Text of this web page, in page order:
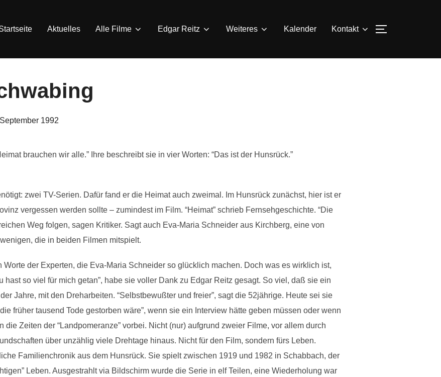
Aktuelles Alle Filme Edgar Reitz Weiteres Kalender Kontakt
1992
brauchen wir alle.” Ihre beschreibt sie in vier Worten: “Das ist der Hunsrück.”
zwei TV-Serien. Dafür fand er die Heimat auch zweimal. Im Hunsrück zunächst, hier ist er
vergessen werden sollte – zumindest im Film. “Heimat” schrieb Fernsehgeschichte. “Die
Weg folgen, sagen Kritiker. Sagt auch Eva-Maria Schneider aus Kirchberg, eine von
die in beiden Filmen mitspielt.
der Experten, die Eva-Maria Schneider so glücklich machen. Doch was es wirklich ist,
hast so viel für mich getan”, habe sie voller Dank zu Edgar Reitz gesagt. So viel, daß sie ein
Jahre, mit den Dreharbeiten. “Selbstbewußter und freier”, sagt die 52jährige. Heute sei sie
früher tausend Tode gestorben wäre”, wenn sie ein Interview hätte geben müssen oder wenn
die Zeiten der “Landpomeranze” vorbei. Nicht (nur) aufgrund zweier Filme, vor allem durch
über unzählig viele Drehtage hinaus. Nicht für den Film, sondern fürs Leben.
Familienchronik aus dem Hunsrück. Sie spielt zwischen 1919 und 1982 in Schabbach, der
Leben. Ausgestrahlt via Bildschirm wurde die Serie in elf Teilen, eine Wiederholung war